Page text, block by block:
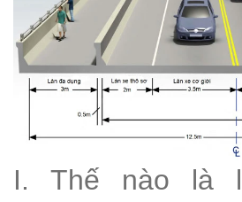
I. Thế nào là